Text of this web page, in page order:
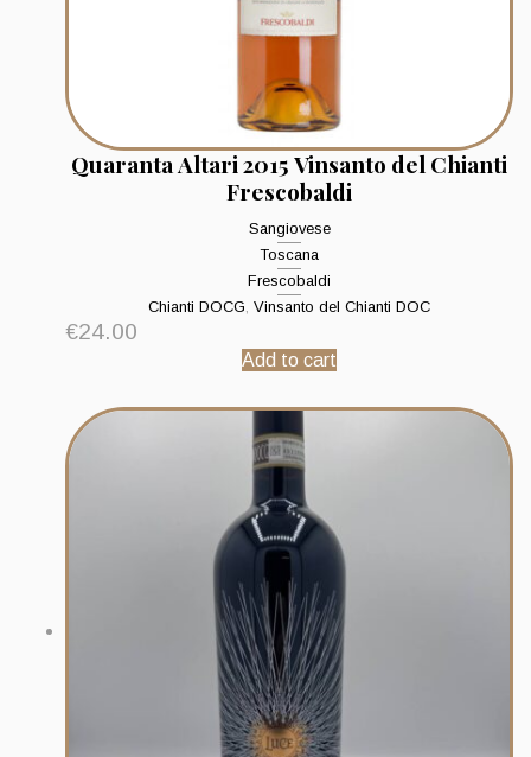
Quaranta Altari 2015 Vinsanto del Chianti
Frescobaldi
Sangiovese
Toscana
Frescobaldi
Chianti DOCG, Vinsanto del Chianti DOC
€24.00
Add to cart